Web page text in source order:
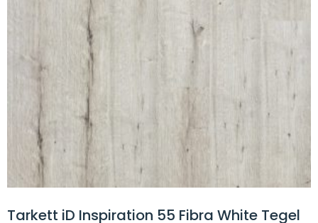
Tarkett iD Inspiration 55 Fibra White Tegel